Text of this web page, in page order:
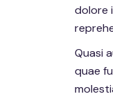
dolore
Quasi
quae